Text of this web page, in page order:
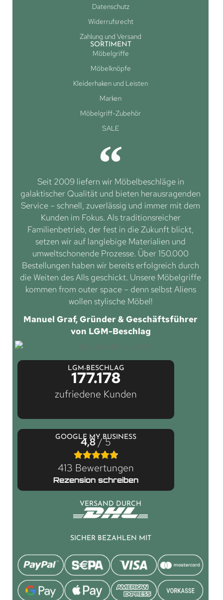
Datenschutz
Widerrufsrecht
Zahlung und Versand
SORTIMENT
Möbelgriffe
Möbelknöpfe
Kleiderhaken und Leisten
Marken
Möbelgriff-Zubehör
SALE
Seit 2009 liefern wir Möbelbeschläge in
galaktischer Qualität und bieten herausragenden
Service – schnell, zuverlässig und immer mit dem
Kunden im Fokus. Als traditionsreicher
Familienbetrieb, der fest in die Zukunft blickt,
setzen wir auf langlebige Materialien und
umweltschonende Prozesse. Über 150.000
Bestellungen haben wir bereits erfolgreich durch
die Weiten des Alls geschickt. Unsere Möbelgriffe
kommen from outer space – denn selbst Aliens
wollen stylische Möbel!
Manuel Graf, Gründer & Geschäftsführer
von LGM-Beschlag
LGM-BESCHLAG
177.178
zufriedene Kunden
GOOGLE MY BUSINESS
4,8/ 5
413 Bewertungen
Rezension schreiben
VERSAND DURCH
SICHER BEZAHLEN MIT